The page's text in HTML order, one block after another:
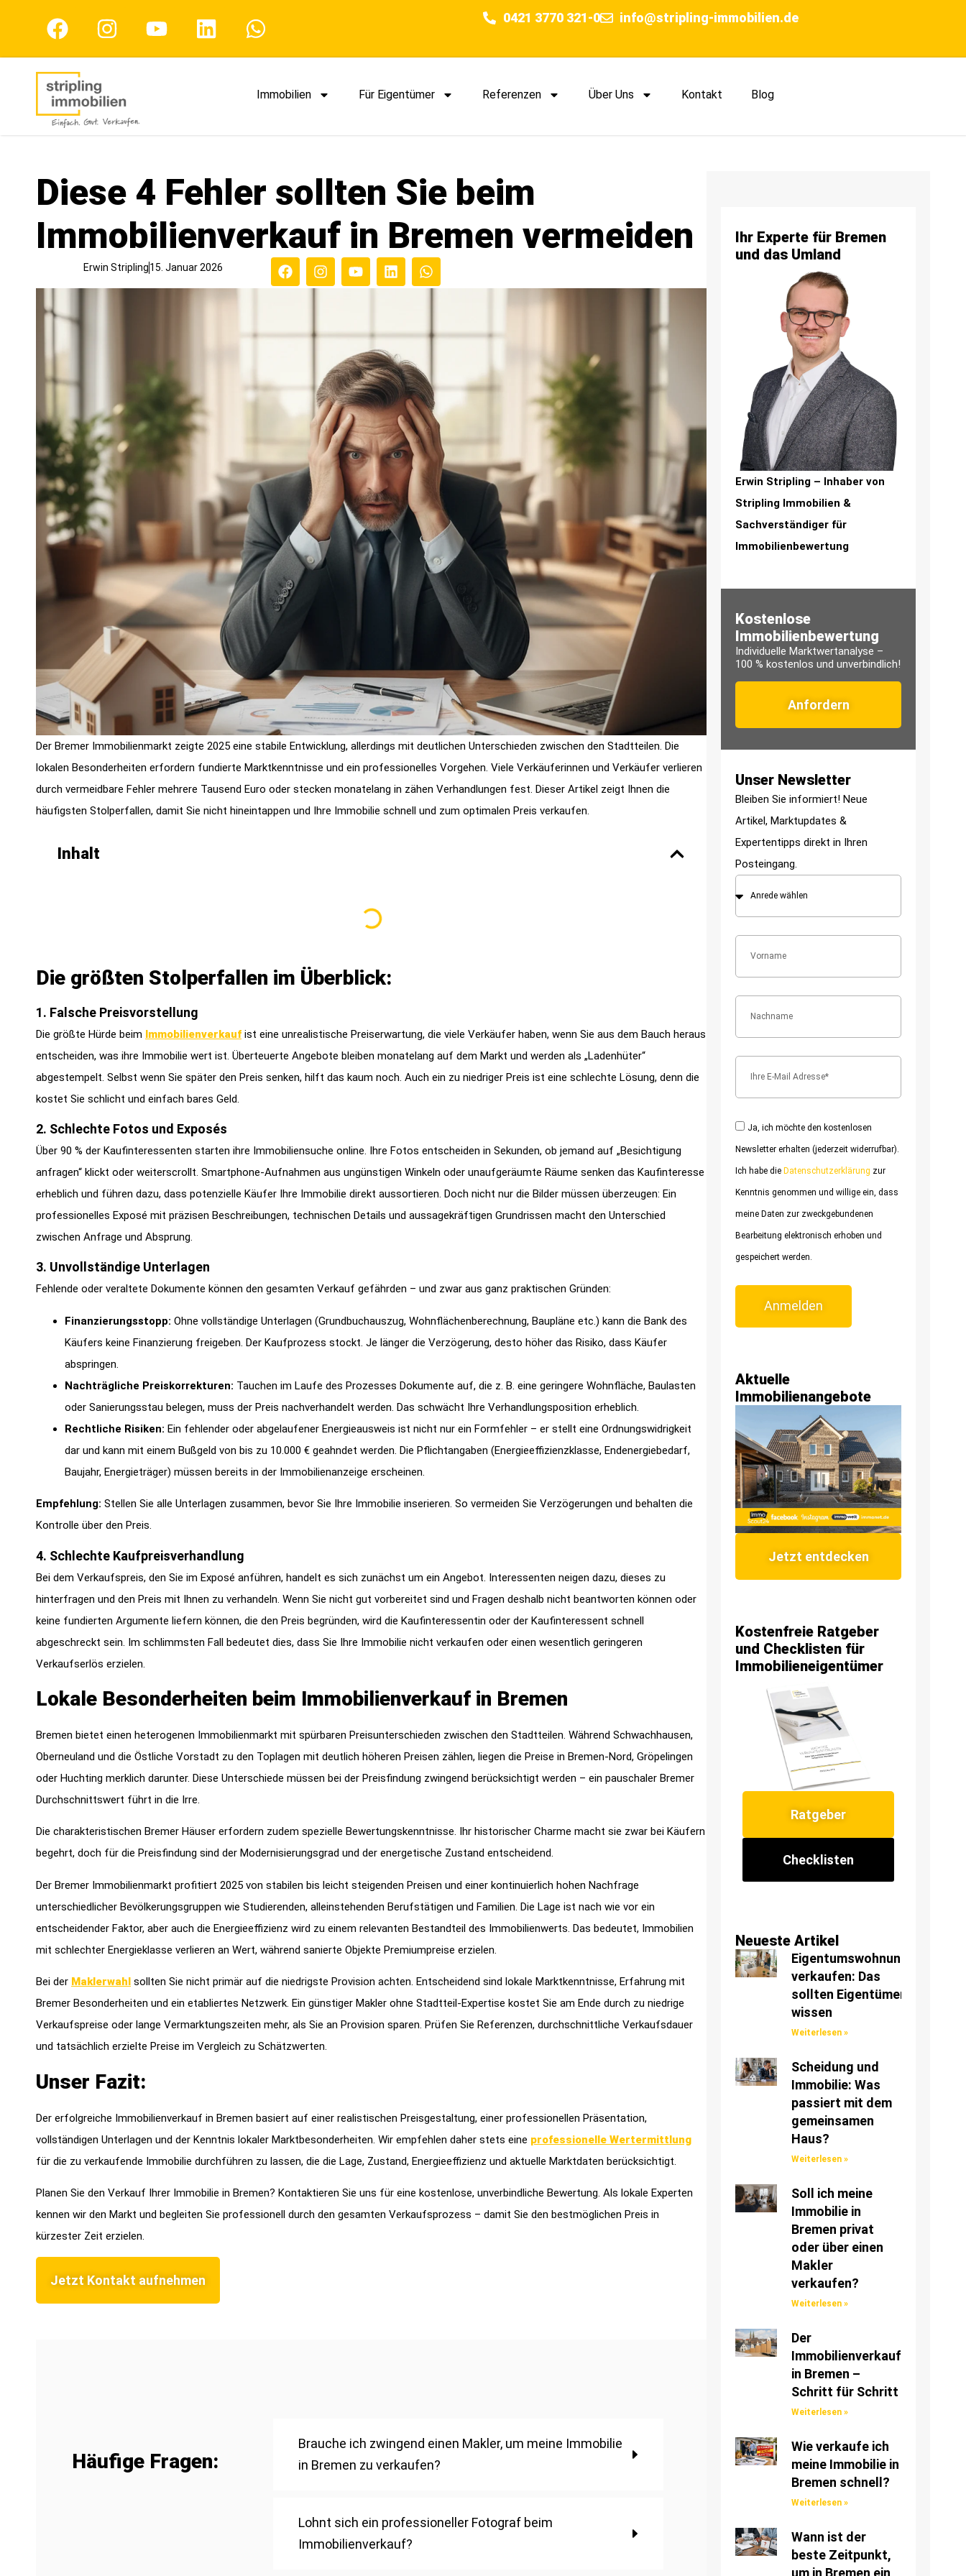
0421 3770 321-0 info@stripling-immobilien.de
Immobilien Für Eigentümer Referenzen Über Uns Kontakt Blog
Diese 4 Fehler sollten Sie beim
Immobilienverkauf in Bremen vermeiden
Erwin Stripling15. Januar 2026
Der Bremer Immobilienmarkt zeigte 2025 eine stabile Entwicklung, allerdings mit deutlichen Unterschieden zwischen den Stadtteilen. Die
lokalen Besonderheiten erfordern fundierte Marktkenntnisse und ein professionelles Vorgehen. Viele Verkäuferinnen und Verkäufer verlieren
durch vermeidbare Fehler mehrere Tausend Euro oder stecken monatelang in zähen Verhandlungen fest. Dieser Artikel zeigt Ihnen die
häufigsten Stolperfallen, damit Sie nicht hineintappen und Ihre Immobilie schnell und zum optimalen Preis verkaufen.
Inhalt
Die größten Stolperfallen im Überblick:
1. Falsche Preisvorstellung
Die größte Hürde beim Immobilienverkauf ist eine unrealistische Preiserwartung, die viele Verkäufer haben, wenn Sie aus dem Bauch heraus
entscheiden, was ihre Immobilie wert ist. Überteuerte Angebote bleiben monatelang auf dem Markt und werden als „Ladenhüter“
abgestempelt. Selbst wenn Sie später den Preis senken, hilft das kaum noch. Auch ein zu niedriger Preis ist eine schlechte Lösung, denn die
kostet Sie schlicht und einfach bares Geld.
2. Schlechte Fotos und Exposés
Über 90 % der Kaufinteressenten starten ihre Immobiliensuche online. Ihre Fotos entscheiden in Sekunden, ob jemand auf „Besichtigung
anfragen“ klickt oder weiterscrollt. Smartphone-Aufnahmen aus ungünstigen Winkeln oder unaufgeräumte Räume senken das Kaufinteresse
erheblich und führen dazu, dass potenzielle Käufer Ihre Immobilie direkt aussortieren. Doch nicht nur die Bilder müssen überzeugen: Ein
professionelles Exposé mit präzisen Beschreibungen, technischen Details und aussagekräftigen Grundrissen macht den Unterschied
zwischen Anfrage und Absprung.
3. Unvollständige Unterlagen
Fehlende oder veraltete Dokumente können den gesamten Verkauf gefährden – und zwar aus ganz praktischen Gründen:
Finanzierungsstopp: Ohne vollständige Unterlagen (Grundbuchauszug, Wohnflächenberechnung, Baupläne etc.) kann die Bank des
Käufers keine Finanzierung freigeben. Der Kaufprozess stockt. Je länger die Verzögerung, desto höher das Risiko, dass Käufer
abspringen.
Nachträgliche Preiskorrekturen: Tauchen im Laufe des Prozesses Dokumente auf, die z. B. eine geringere Wohnfläche, Baulasten
oder Sanierungsstau belegen, muss der Preis nachverhandelt werden. Das schwächt Ihre Verhandlungsposition erheblich.
Rechtliche Risiken: Ein fehlender oder abgelaufener Energieausweis ist nicht nur ein Formfehler – er stellt eine Ordnungswidrigkeit
dar und kann mit einem Bußgeld von bis zu 10.000 € geahndet werden. Die Pflichtangaben (Energieeffizienzklasse, Endenergiebedarf,
Baujahr, Energieträger) müssen bereits in der Immobilienanzeige erscheinen.
Empfehlung: Stellen Sie alle Unterlagen zusammen, bevor Sie Ihre Immobilie inserieren. So vermeiden Sie Verzögerungen und behalten die
Kontrolle über den Preis.
4. Schlechte Kaufpreisverhandlung
Bei dem Verkaufspreis, den Sie im Exposé anführen, handelt es sich zunächst um ein Angebot. Interessenten neigen dazu, dieses zu
hinterfragen und den Preis mit Ihnen zu verhandeln. Wenn Sie nicht gut vorbereitet sind und Fragen deshalb nicht beantworten können oder
keine fundierten Argumente liefern können, die den Preis begründen, wird die Kaufinteressentin oder der Kaufinteressent schnell
abgeschreckt sein. Im schlimmsten Fall bedeutet dies, dass Sie Ihre Immobilie nicht verkaufen oder einen wesentlich geringeren
Verkaufserlös erzielen.
Lokale Besonderheiten beim Immobilienverkauf in Bremen
Bremen bietet einen heterogenen Immobilienmarkt mit spürbaren Preisunterschieden zwischen den Stadtteilen. Während Schwachhausen,
Oberneuland und die Östliche Vorstadt zu den Toplagen mit deutlich höheren Preisen zählen, liegen die Preise in Bremen-Nord, Gröpelingen
oder Huchting merklich darunter. Diese Unterschiede müssen bei der Preisfindung zwingend berücksichtigt werden – ein pauschaler Bremer
Durchschnittswert führt in die Irre.
Die charakteristischen Bremer Häuser erfordern zudem spezielle Bewertungskenntnisse. Ihr historischer Charme macht sie zwar bei Käufern
begehrt, doch für die Preisfindung sind der Modernisierungsgrad und der energetische Zustand entscheidend.
Der Bremer Immobilienmarkt profitiert 2025 von stabilen bis leicht steigenden Preisen und einer kontinuierlich hohen Nachfrage
unterschiedlicher Bevölkerungsgruppen wie Studierenden, alleinstehenden Berufstätigen und Familien. Die Lage ist nach wie vor ein
entscheidender Faktor, aber auch die Energieeffizienz wird zu einem relevanten Bestandteil des Immobilienwerts. Das bedeutet, Immobilien
mit schlechter Energieklasse verlieren an Wert, während sanierte Objekte Premiumpreise erzielen.
Bei der Maklerwahl sollten Sie nicht primär auf die niedrigste Provision achten. Entscheidend sind lokale Marktkenntnisse, Erfahrung mit
Bremer Besonderheiten und ein etabliertes Netzwerk. Ein günstiger Makler ohne Stadtteil-Expertise kostet Sie am Ende durch zu niedrige
Verkaufspreise oder lange Vermarktungszeiten mehr, als Sie an Provision sparen. Prüfen Sie Referenzen, durchschnittliche Verkaufsdauer
und tatsächlich erzielte Preise im Vergleich zu Schätzwerten.
Unser Fazit:
Der erfolgreiche Immobilienverkauf in Bremen basiert auf einer realistischen Preisgestaltung, einer professionellen Präsentation,
vollständigen Unterlagen und der Kenntnis lokaler Marktbesonderheiten. Wir empfehlen daher stets eine professionelle Wertermittlung
für die zu verkaufende Immobilie durchführen zu lassen, die die Lage, Zustand, Energieeffizienz und aktuelle Marktdaten berücksichtigt.
Planen Sie den Verkauf Ihrer Immobilie in Bremen? Kontaktieren Sie uns für eine kostenlose, unverbindliche Bewertung. Als lokale Experten
kennen wir den Markt und begleiten Sie professionell durch den gesamten Verkaufsprozess – damit Sie den bestmöglichen Preis in
kürzester Zeit erzielen.
Jetzt Kontakt aufnehmen
Häufige Fragen:
Brauche ich zwingend einen Makler, um meine Immobilie
in Bremen zu verkaufen?
Lohnt sich ein professioneller Fotograf beim
Immobilienverkauf?
Ihr Experte für Bremen
und das Umland
Erwin Stripling – Inhaber von
Stripling Immobilien &
Sachverständiger für
Immobilienbewertung
Kostenlose
Immobilienbewertung
Individuelle Marktwertanalyse –
100 % kostenlos und unverbindlich!
Anfordern
Unser Newsletter
Bleiben Sie informiert! Neue
Artikel, Marktupdates &
Expertentipps direkt in Ihren
Posteingang.
Ja, ich möchte den kostenlosen
Newsletter erhalten (jederzeit widerrufbar).
Ich habe die Datenschutzerklärung zur
Kenntnis genommen und willige ein, dass
meine Daten zur zweckgebundenen
Bearbeitung elektronisch erhoben und
gespeichert werden.
Anmelden
Aktuelle
Immobilienangebote
Jetzt entdecken
Kostenfreie Ratgeber
und Checklisten für
Immobilieneigentümer
Ratgeber
Checklisten
Neueste Artikel
Eigentumswohnung
verkaufen: Das
sollten Eigentümer
wissen
Weiterlesen »
Scheidung und
Immobilie: Was
passiert mit dem
gemeinsamen
Haus?
Weiterlesen »
Soll ich meine
Immobilie in
Bremen privat
oder über einen
Makler
verkaufen?
Weiterlesen »
Der
Immobilienverkauf
in Bremen –
Schritt für Schritt
Weiterlesen »
Wie verkaufe ich
meine Immobilie in
Bremen schnell?
Weiterlesen »
Wann ist der
beste Zeitpunkt,
um in Bremen ein